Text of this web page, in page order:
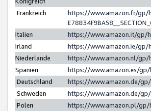
Frankreich
https://www.amazon.fr/gp/
Italien
https://www.amazon.it/gp/
Irland
https://www.amazon.ie/gp/
Niederlande
https://www.amazon.nl/gp/
Spanien
https://www.amazon.es/
Deutschland
https://www.amazon.de/
Schweden
https://www.amazon.de/
Polen
https://www.amazon.pl/gp/